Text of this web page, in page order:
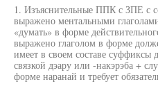
1. Изъяснительные ППК с ЗПЕ с
выражено ментальными
«думать» в форме
выражено глаголом в форме
имеет в своем составе суффиксы
связкой дэару или -накэрэба +
форме наранай и требует